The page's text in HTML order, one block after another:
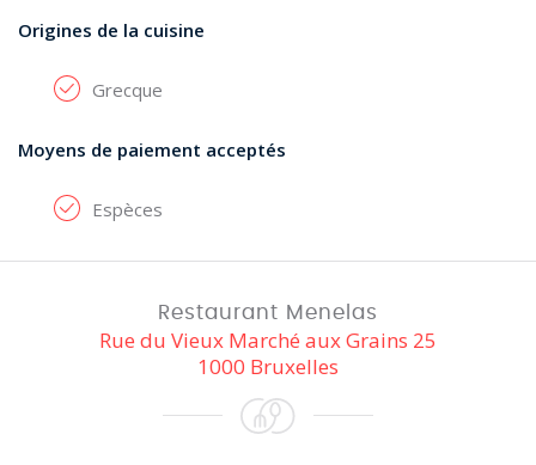
Origines de la cuisine
Grecque
Moyens de paiement acceptés
Espèces
Restaurant Menelas
Rue du Vieux Marché aux Grains 25
1000 Bruxelles